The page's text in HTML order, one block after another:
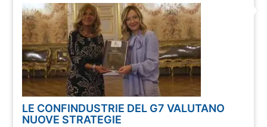
LE CONFINDUSTRIE DEL G7 VALUTANO
NUOVE STRATEGIE